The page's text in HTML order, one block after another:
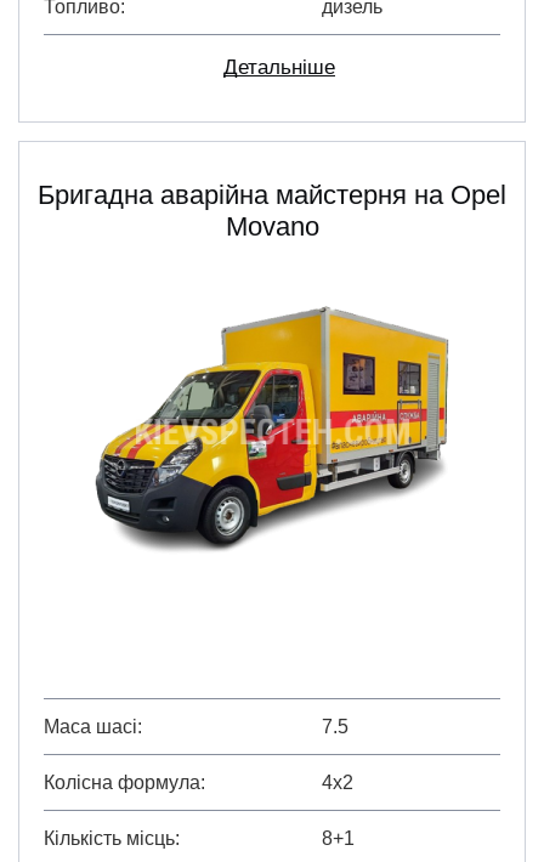
Топливо дизель
Детальніше
Бригадна аварійна майстерня на Opel
Movano
Маса шасі 7.5
Колісна формула 4х2
Кількість місць 8+1